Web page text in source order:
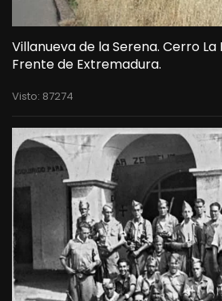
Villanueva de la Serena. Cerro
Frente de Extremadura.
Visto: 87274